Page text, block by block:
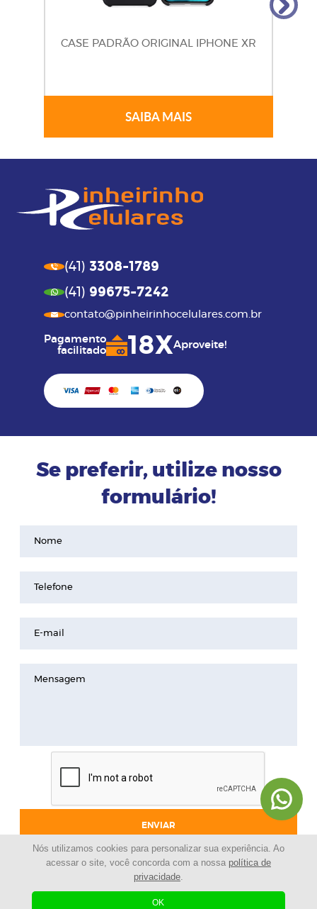
CASE PADRÃO ORIGINAL IPHONE XR
SAIBA MAIS
(41) 3308-1789
(41) 99675-7242
contato@pinheirinhocelulares.com.br
Pagamento
facilitado
18XAproveite!
Se preferir, utilize nosso
formulário!
Nome
Telefone
E-mail
Mensagem
ENVIAR
© 2024 - Pinheirinho Celulares |
Loja de celulares |
Todos os Direitos Reservados
Desenvolvido por| Agência Digital
Nós utilizamos cookies para personalizar sua experiência. Ao
acessar o site, você concorda com a nossa política de
privacidade.
OK